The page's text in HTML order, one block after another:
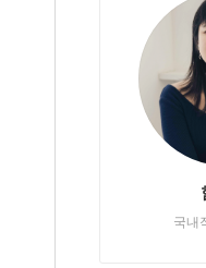
국내